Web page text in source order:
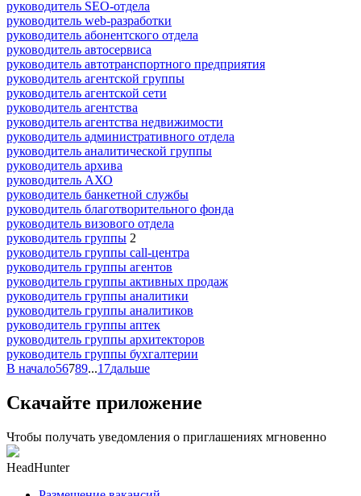
руководитель SEO-отдела
руководитель web-разработки
руководитель абонентского отдела
руководитель автосервиса
руководитель автотранспортного предприятия
руководитель агентской группы
руководитель агентской сети
руководитель агентства
руководитель агентства недвижимости
руководитель административного отдела
руководитель аналитической группы
руководитель архива
руководитель АХО
руководитель банкетной службы
руководитель благотворительного фонда
руководитель визового отдела
руководитель группы 2
руководитель группы call-центра
руководитель группы агентов
руководитель группы активных продаж
руководитель группы аналитики
руководитель группы аналитиков
руководитель группы аптек
руководитель группы архитекторов
руководитель группы бухгалтерии
В начало56789...17дальше
Скачайте приложение
Чтобы получать уведомления о приглашениях мгновенно
HeadHunter